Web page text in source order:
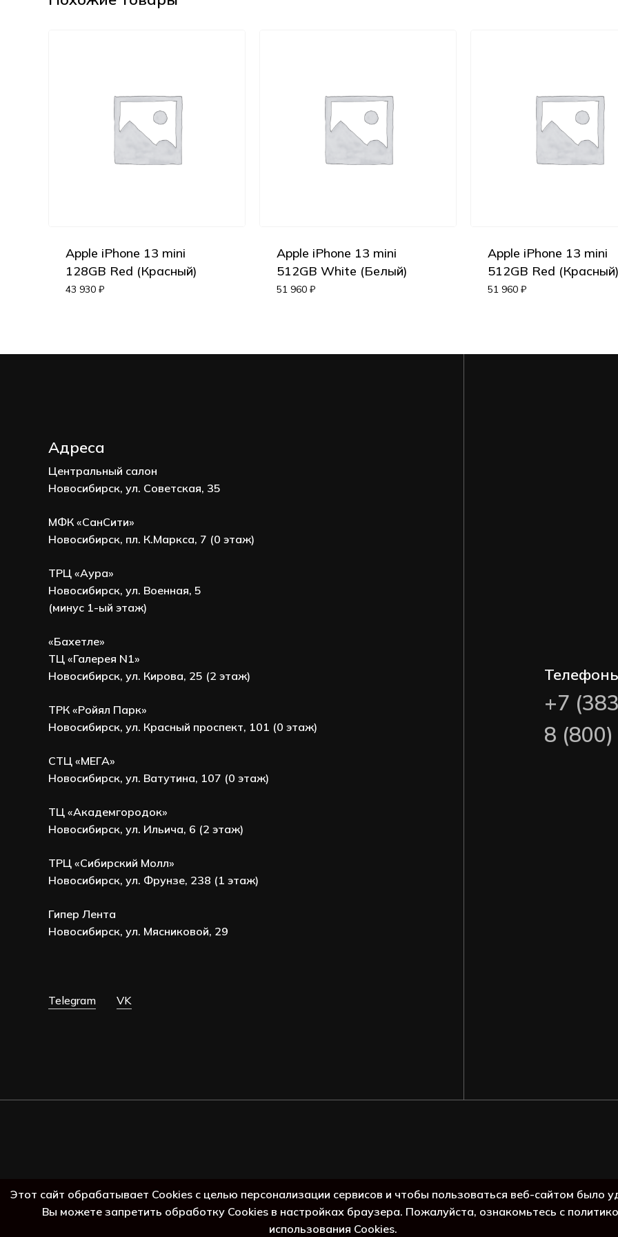
Apple iPhone 13 mini
128GB Red (Красный)
43 930 ₽
Apple iPhone 13 mini
512GB White (Белый)
51 960 ₽
Apple iPhone 13 mini
512GB Red (Красный)
51 960 ₽
Адреса
Центральный салон
Новосибирск, ул. Советская, 35
МФК «СанСити»
Новосибирск, пл. К.Маркса, 7 (0 этаж)
ТРЦ «Аура»
Новосибирск, ул. Военная, 5
(минус 1-ый этаж)
«Бахетле»
ТЦ «Галерея N1»
Новосибирск, ул. Кирова, 25 (2 этаж)
ТРК «Ройял Парк»
Новосибирск, ул. Красный проспект, 101 (0 этаж)
СТЦ «МЕГА»
Новосибирск, ул. Ватутина, 107 (0 этаж)
ТЦ «Академгородок»
Новосибирск, ул. Ильича, 6 (2 этаж)
ТРЦ «Сибирский Молл»
Новосибирск, ул. Фрунзе, 238 (1 этаж)
Гипер Лента
Новосибирск, ул. Мясниковой, 29
Telegram VK
+7
8
Этот сайт обрабатывает Cookies с целью персонализации сервисов и чтобы пользоваться веб-сайтом было
Вы можете запретить обработку Cookies в настройках браузера. Пожалуйста, ознакомьтесь с
использования Cookies.